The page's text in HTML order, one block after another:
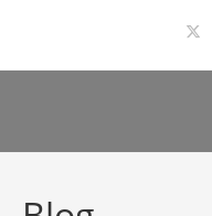
springen